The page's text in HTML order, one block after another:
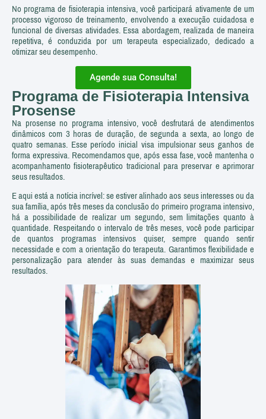
No programa de fisioterapia intensiva, você participará ativamente de um
processo vigoroso de treinamento, envolvendo a execução cuidadosa e
funcional de diversas atividades. Essa abordagem, realizada de maneira
repetitiva, é conduzida por um terapeuta especializado, dedicado a
otimizar seu desempenho.
Agende sua Consulta!
Programa de Fisioterapia Intensiva
Prosense
Na prosense no programa intensivo, você desfrutará de atendimentos
dinâmicos com 3 horas de duração, de segunda a sexta, ao longo de
quatro semanas. Esse período inicial visa impulsionar seus ganhos de
forma expressiva. Recomendamos que, após essa fase, você mantenha o
acompanhamento fisioterapêutico tradicional para preservar e aprimorar
seus resultados.
E aqui está a notícia incrível: se estiver alinhado aos seus interesses ou da
sua família, após três meses da conclusão do primeiro programa intensivo,
há a possibilidade de realizar um segundo, sem limitações quanto à
quantidade. Respeitando o intervalo de três meses, você pode participar
de quantos programas intensivos quiser, sempre quando sentir
necessidade e com a orientação do terapeuta. Garantimos flexibilidade e
personalização para atender às suas demandas e maximizar seus
resultados.